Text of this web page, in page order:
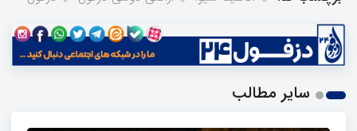
سایر مطالب